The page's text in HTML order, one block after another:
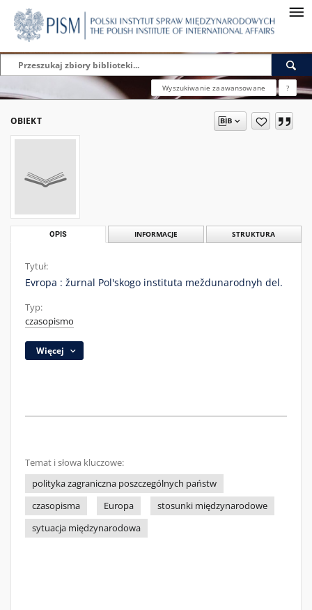
Wyszukiwanie zaawansowane ?
OBIEKT
OPIS INFORMACJE STRUKTURA
Tytuł:
Evropa : žurnal Pol'skogo instituta meždunarodnyh del.
Typ:
czasopismo
Więcej
Temat i słowa kluczowe:
polityka zagraniczna poszczególnych państw
czasopisma
Europa
stosunki międzynarodowe
sytuacja międzynarodowa